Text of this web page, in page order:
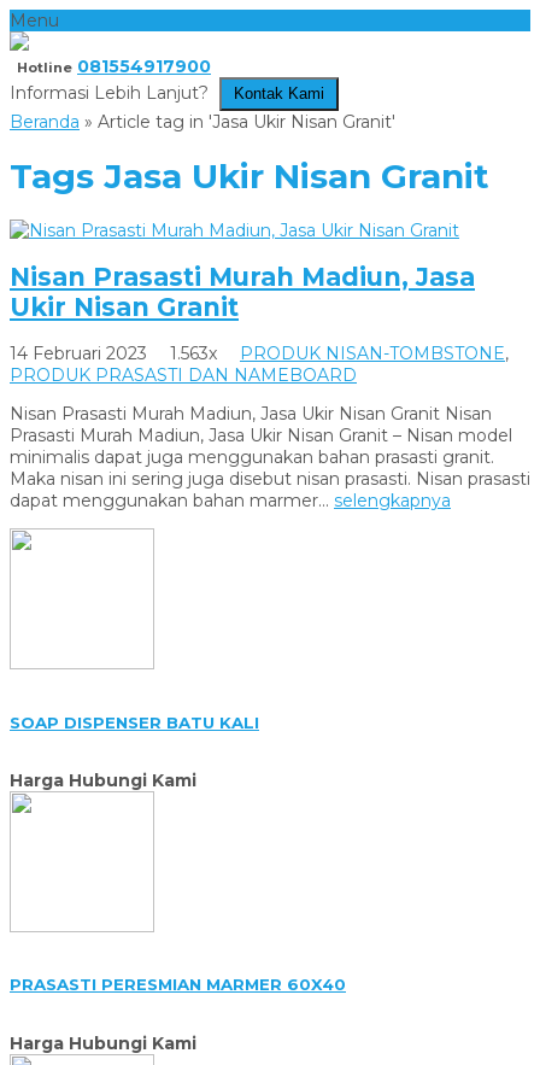
Menu
Hotline 081554917900
Informasi Lebih Lanjut?
Kontak Kami
Beranda » Article tag in 'Jasa Ukir Nisan Granit'
Tags Jasa Ukir Nisan Granit
Nisan Prasasti Murah Madiun, Jasa
Ukir Nisan Granit
14 Februari 2023 1.563x PRODUK NISAN-TOMBSTONE,
PRODUK PRASASTI DAN NAMEBOARD
Nisan Prasasti Murah Madiun, Jasa Ukir Nisan Granit Nisan
Prasasti Murah Madiun, Jasa Ukir Nisan Granit – Nisan model
minimalis dapat juga menggunakan bahan prasasti granit.
Maka nisan ini sering juga disebut nisan prasasti. Nisan prasasti
dapat menggunakan bahan marmer... selengkapnya
SOAP DISPENSER BATU KALI
Harga Hubungi Kami
PRASASTI PERESMIAN MARMER 60X40
Harga Hubungi Kami